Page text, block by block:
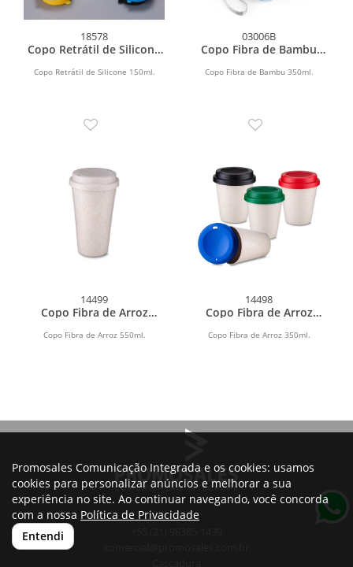
18578
Copo Retrátil de Silicone
Copo Retrátil de Silicone 150ml.
03006B
Copo Fibra de Bambu
Copo Fibra de Bambu 350ml.
14499
Copo Fibra de Arroz
Copo Fibra de Arroz 550ml.
14498
Copo Fibra de Arroz
Copo Fibra de Arroz 350ml.
Promosales Comunicação Integrada e os cookies: usamos
cookies para personalizar anúncios e melhorar a sua
experiência no site. Ao continuar navegando, você concorda
com a nossa Política de Privacidade
Entendi